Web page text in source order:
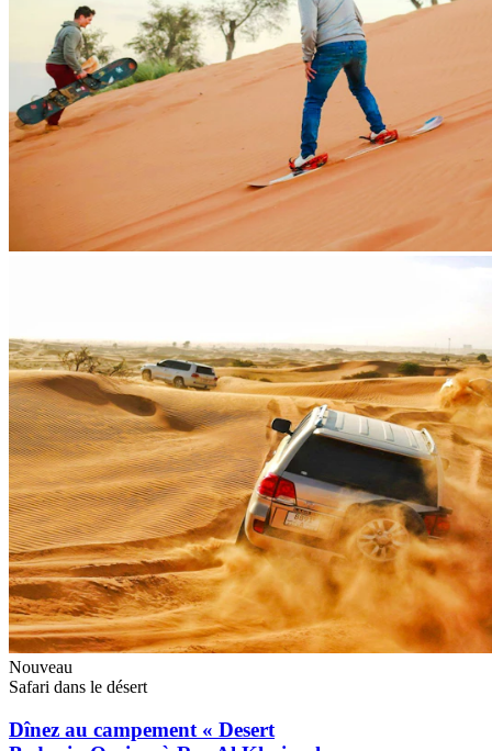
Nouveau
Safari dans le désert
Dînez au campement « Desert